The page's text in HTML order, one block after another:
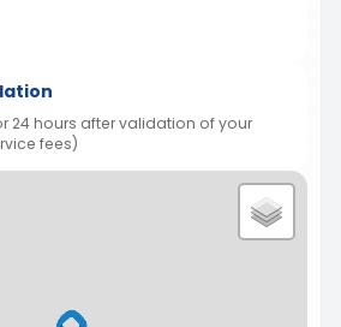
24 hours after validation of your
fees)